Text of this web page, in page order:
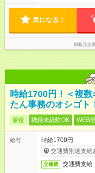
て働きたい方にオ
気になる！
掲載元企
時給1700円！＜複
たん事務のオシゴト
派遣 職種未経験OK WEB
給与
時給1700円
交通費別途支給
交通費 交通費支給